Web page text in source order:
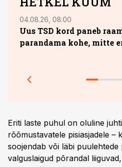
04.08.26, 08:00
Uus TSD kord paneb
parandama kohe, mitte
Eriti laste puhul on oluline
rõõmustavatele pisiasjadele –
soojendab või läbi puulehtede
valguslaigud põrandal